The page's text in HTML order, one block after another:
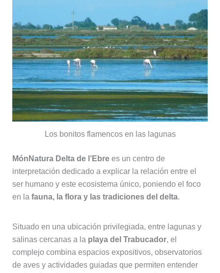
Los bonitos flamencos en las lagunas
MónNatura Delta de l’Ebrees un centro de
interpretación dedicado a explicar la relación entre el
ser humano y este ecosistema único, poniendo el foco
en la fauna, la flora y las tradiciones del delta.
Situado en una ubicación privilegiada, entre lagunas y
salinas cercanas a la playa del Trabucador, el
complejo combina espacios expositivos, observatorios
de aves y actividades guiadas que permiten entender